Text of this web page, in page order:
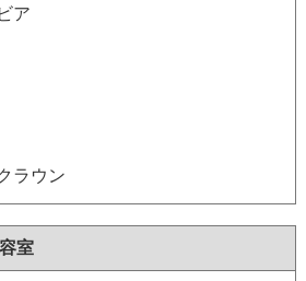
ア
ラウン
室